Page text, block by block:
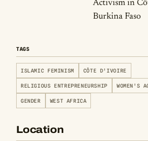
Activism in
Burkina Faso
TAGS
ISLAMIC FEMINISM CÔTE D'IVOIRE
RELIGIOUS ENTREPRENEURSHIP WOMEN'S
GENDER WEST AFRICA
Location